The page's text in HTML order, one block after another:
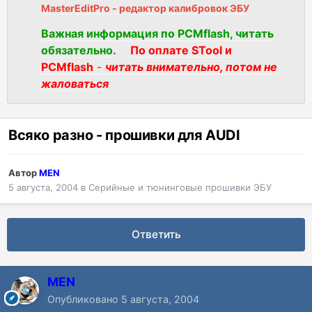
MasterEditPro - редактор калибровок ЭБУ
Важная информация по PCMflash, читать
обязательно.
По оплате STool и
PCMflash - читать внимательно, потом не
жаловаться
Всяко разно - прошивки для AUDI
АвторMEN
5 августа, 2004 в Серийные и тюнинговые прошивки ЭБУ
Ответить
MEN
Опубликовано 5 августа, 2004